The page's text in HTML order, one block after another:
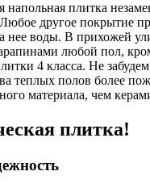
напольная плитка
другое покрытие
нее воды. В прихожей
любой пол,
4 класса. Не
теплых полов более
материала, чем
плитка!